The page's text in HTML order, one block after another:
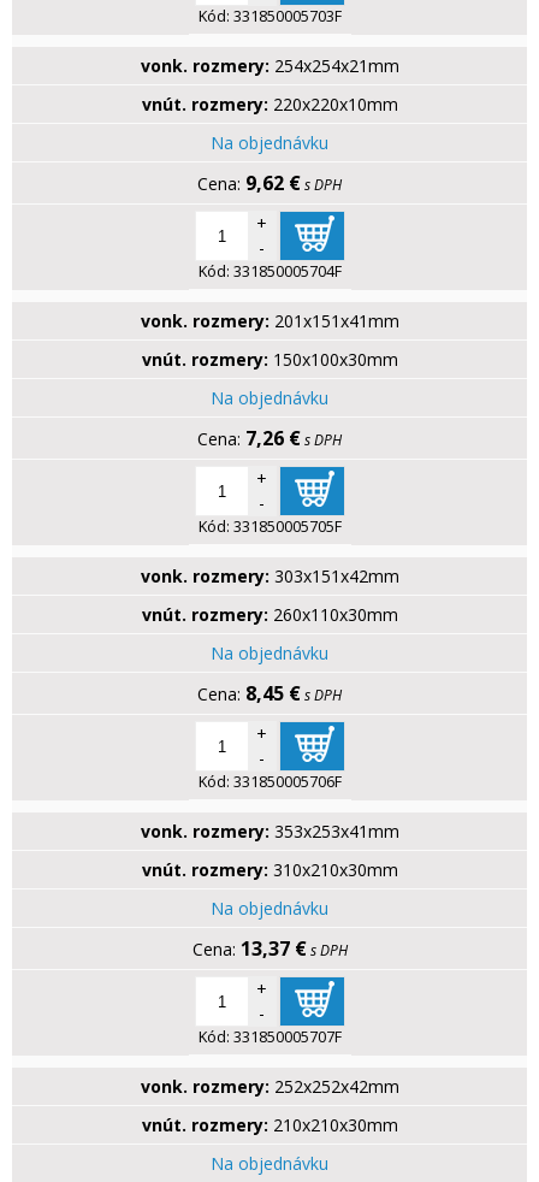
Kód: 331850005703F
vonk. rozmery: 254x254x21mm
vnút. rozmery: 220x220x10mm
Na objednávku
9,62 €s DPH
+
-
Kód: 331850005704F
vonk. rozmery: 201x151x41mm
vnút. rozmery: 150x100x30mm
Na objednávku
7,26 €s DPH
+
-
Kód: 331850005705F
vonk. rozmery: 303x151x42mm
vnút. rozmery: 260x110x30mm
Na objednávku
8,45 €s DPH
+
-
Kód: 331850005706F
vonk. rozmery: 353x253x41mm
vnút. rozmery: 310x210x30mm
Na objednávku
13,37 € s DPH
+
-
Kód: 331850005707F
vonk. rozmery: 252x252x42mm
vnút. rozmery: 210x210x30mm
Na objednávku